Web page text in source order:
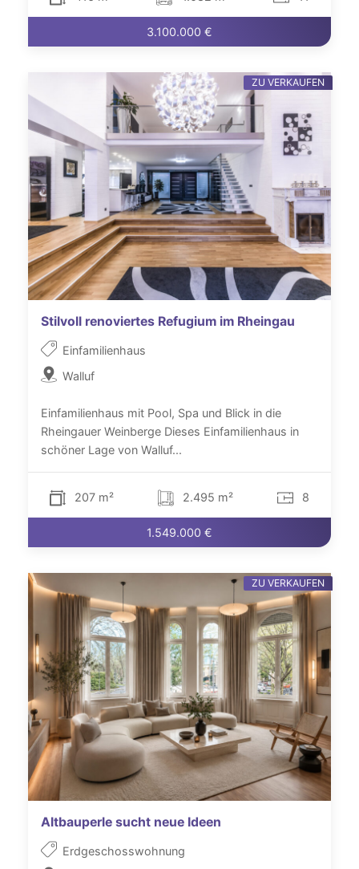
3.100.000 €
Stilvoll renoviertes Refugium im Rheingau
Einfamilienhaus
Walluf
Einfamilienhaus mit Pool, Spa und Blick in die
Rheingauer Weinberge Dieses Einfamilienhaus in
schöner Lage von Walluf...
207 m² 2.495 m² 8
1.549.000 €
ZU VERKAUFEN
Altbauperle sucht neue Ideen
Erdgeschosswohnung
ZU VERKAUFEN